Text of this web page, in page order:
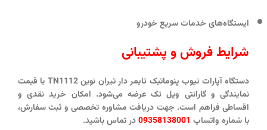
ایستگاه‌های خدمات سریع خودرو
شرایط فروش و پشتیبانی
دستگاه آپارات تیوب پنوماتیک تایمر دار تیران نوین TN1112 با قیمت
نمایندگی و گارانتی ویل تک عرضه می‌شود. امکان خرید نقدی و
اقساطی فراهم است. جهت دریافت مشاوره تخصصی و ثبت سفارش،
با شماره واتساپ 09358138001در تماس باشید.